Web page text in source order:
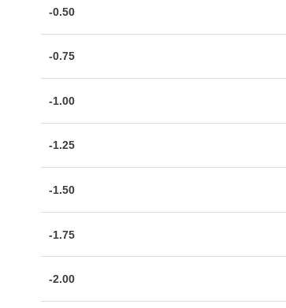
-0.50
-0.75
-1.00
-1.25
-1.50
-1.75
-2.00